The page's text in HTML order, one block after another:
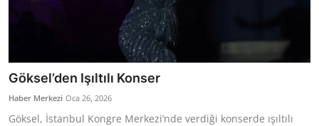
Göksel’den Işıltılı Konser
Haber Merkezi Oca 26, 2026
Göksel, İstanbul Kongre Merkezi’nde verdiği konserde ışıltılı